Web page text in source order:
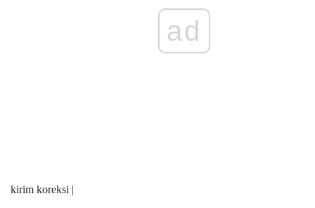
ad
kirim koreksi |